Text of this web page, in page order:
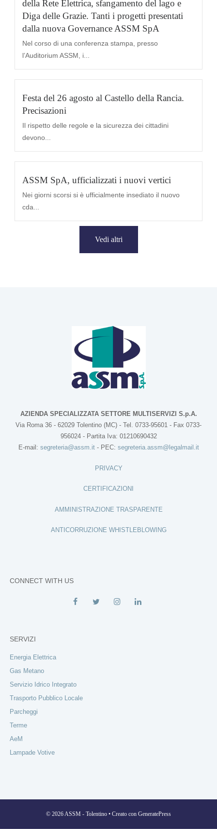
della Rete Elettrica, sfangamento del lago e
Diga delle Grazie. Tanti i progetti presentati
dalla nuova Governance ASSM SpA
Nel corso di una conferenza stampa, presso
l’Auditorium ASSM, i...
Festa del 26 agosto al Castello della Rancia.
Precisazioni
Il rispetto delle regole e la sicurezza dei cittadini
devono...
ASSM SpA, ufficializzati i nuovi vertici
Nei giorni scorsi si è ufficialmente insediato il nuovo
cda...
Vedi altri
AZIENDA SPECIALIZZATA SETTORE MULTISERVIZI S.p.A.
Via Roma 36 - 62029 Tolentino (MC) - Tel. 0733-95601 - Fax 0733-
956024 - Partita Iva: 01210690432
E-mail: segreteria@assm.it- PEC: segreteria.assm@legalmail.it
PRIVACY
CERTIFICAZIONI
AMMINISTRAZIONE TRASPARENTE
ANTICORRUZIONE WHISTLEBLOWING
CONNECT WITH US
SERVIZI
Energia Elettrica
Gas Metano
Servizio Idrico Integrato
Trasporto Pubblico Locale
Parcheggi
Terme
AeM
Lampade Votive
© 2026 ASSM - Tolentino • Creato con GeneratePress